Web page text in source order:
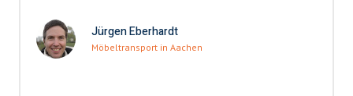
Jürgen Eberhardt
Möbeltransport in Aachen